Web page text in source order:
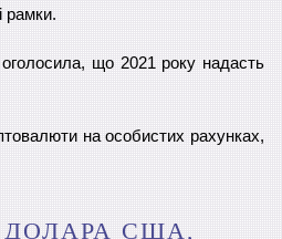
рамки.
оголосила, що 2021 року надасть
на особистих рахунках,
США,